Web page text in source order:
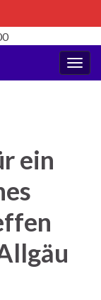
ein